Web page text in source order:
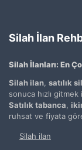
Silah İlan
Silah İlanları: En
Silah ilan satılık
sonuca hızlı
Satılık tabanca
ruhsat ve fiyata göre
Silah ilan